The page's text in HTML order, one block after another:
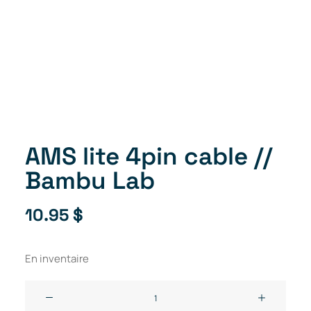
AMS lite 4pin cable //
Bambu Lab
10.95$
En inventaire